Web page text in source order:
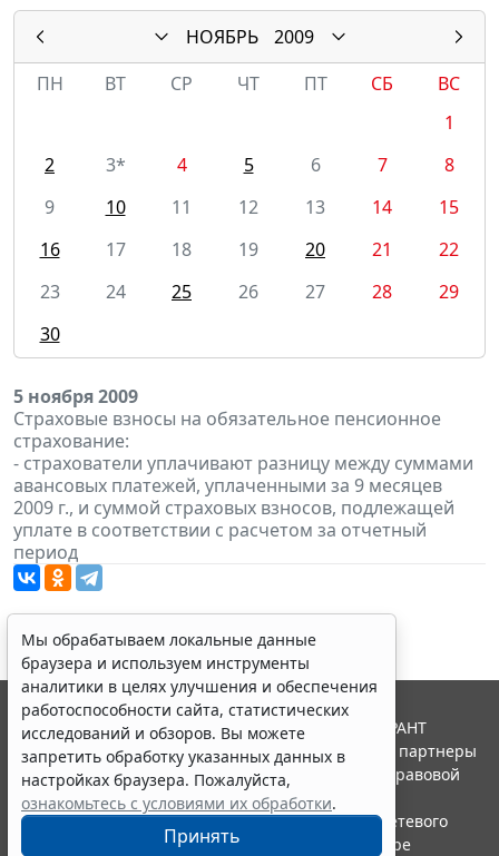
НОЯБРЬ
2009
ПН
ВТ СР ЧТ ПТ СБ
ВС
1
2
3* 4 5 6 7
8
9
10 11 12 13 14
15
16
17 18 19 20 21
22
23
24 25 26 27 28
29
30
5 ноября 2009
Страховые взносы на обязательное пенсионное
страхование:
- страхователи уплачивают разницу между суммами
авансовых платежей, уплаченными за 9 месяцев
2009 г., и суммой страховых взносов, подлежащей
уплате в соответствии с расчетом за отчетный
период
Мы обрабатываем локальные данные
браузера и используем инструменты
аналитики в целях улучшения и обеспечения
работоспособности сайта, статистических
исследований и обзоров. Вы можете
запретить обработку указанных данных в
настройках браузера. Пожалуйста,
ознакомьтесь с условиями их обработки.
Принять
© ООО "НПП "ГАРАНТ-СЕРВИС", 2026. Система ГАРАНТ
выпускается с 1990 года. Компания "Гарант" и ее партнеры
являются участниками Российской ассоциации правовой
информации ГАРАНТ.
Портал ГАРАНТ.РУ зарегистрирован в качестве сетевого
издания Федеральной службой по надзору в сфере